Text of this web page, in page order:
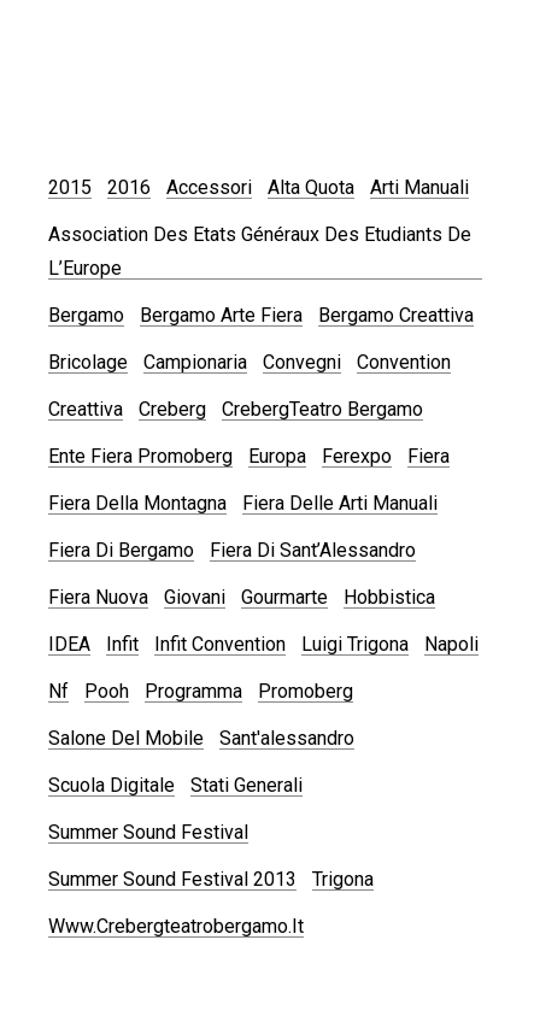
2015 2016 Accessori Alta Quota Arti Manuali
Association Des Etats Généraux Des Etudiants De
L’Europe
Bergamo Bergamo Arte Fiera Bergamo Creattiva
Bricolage Campionaria Convegni Convention
Creattiva Creberg CrebergTeatro Bergamo
Ente Fiera Promoberg Europa Ferexpo Fiera
Fiera Della Montagna Fiera Delle Arti Manuali
Fiera Di Bergamo Fiera Di Sant’Alessandro
Fiera Nuova Giovani Gourmarte Hobbistica
IDEA Infit Infit Convention Luigi Trigona Napoli
Nf Pooh Programma Promoberg
Salone Del Mobile Sant'alessandro
Scuola Digitale Stati Generali
Summer Sound Festival
Summer Sound Festival 2013 Trigona
Www.crebergteatrobergamo.it